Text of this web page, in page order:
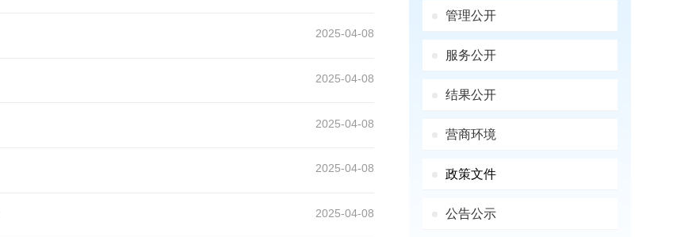
管理公开
服务公开
结果公开
营商环境
政策文件
公告公示
2025-04-08
2025-04-08
2025-04-08
2025-04-08
2025-04-08